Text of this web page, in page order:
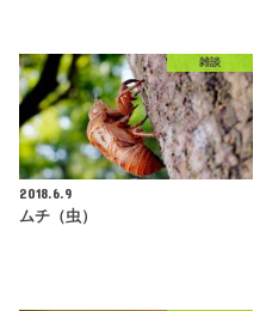
雑談
2018.6.9
ムチ（虫）